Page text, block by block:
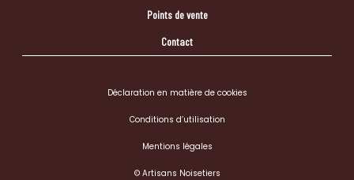
Points de vente
Contact
Déclaration en matière de cookies
Conditions d’utilisation
Mentions légales
© Artisans Noisetiers